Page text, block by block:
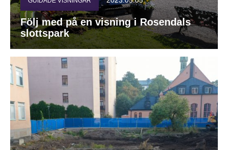
Följ med på en visning i Rosendals
slottspark